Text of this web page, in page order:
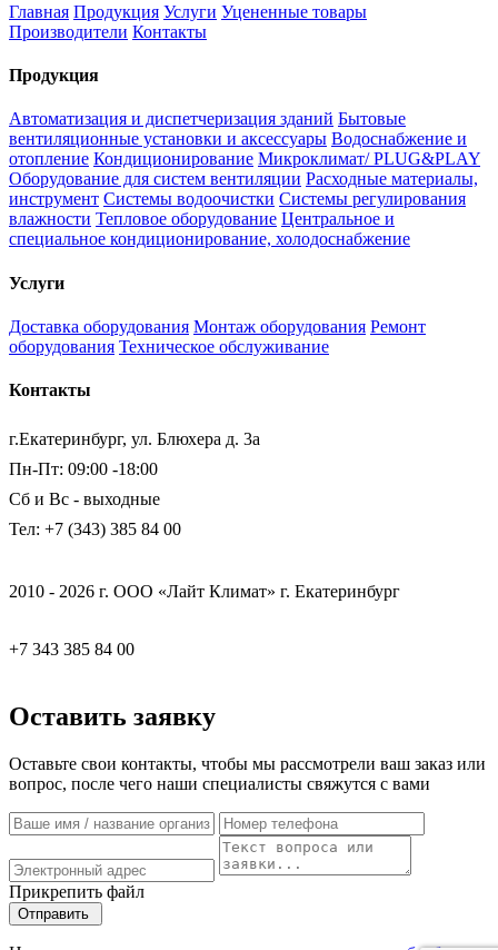
Главная Продукция Услуги Уцененные товары
Производители Контакты
Продукция
Автоматизация и диспетчеризация зданий Бытовые
вентиляционные установки и аксессуары Водоснабжение и
отопление Кондиционирование Микроклимат/ PLUG&PLAY
Оборудование для систем вентиляции Расходные материалы,
инструмент Системы водоочистки Системы регулирования
влажности Тепловое оборудование Центральное и
специальное кондиционирование, холодоснабжение
Услуги
Доставка оборудования Монтаж оборудования Ремонт
оборудования Техническое обслуживание
Контакты
г.Екатеринбург, ул. Блюхера д. 3а
Пн-Пт: 09:00 -18:00
Сб и Вс - выходные
Тел: +7 (343) 385 84 00
2010 - 2026 г. ООО «Лайт Климат» г. Екатеринбург
+7 343 385 84 00
Оставить заявку
Оставьте свои контакты, чтобы мы рассмотрели ваш заказ или
вопрос, после чего наши специалисты свяжутся с вами
Прикрепить файл
Отправить